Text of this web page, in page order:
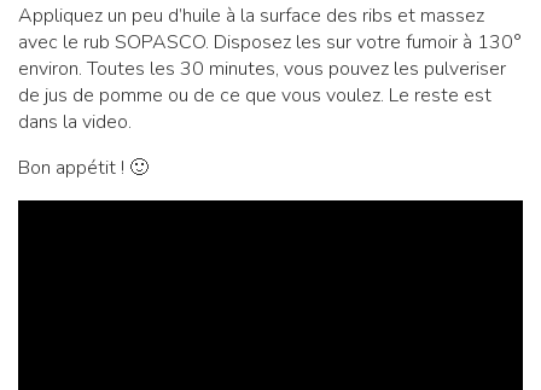
Appliquez un peu d’huile à la surface des ribs et massez
avec le rub SOPASCO. Disposez les sur votre fumoir à 130°
environ. Toutes les 30 minutes, vous pouvez les pulveriser
de jus de pomme ou de ce que vous voulez. Le reste est
dans la video.
Bon appétit ! 🙂